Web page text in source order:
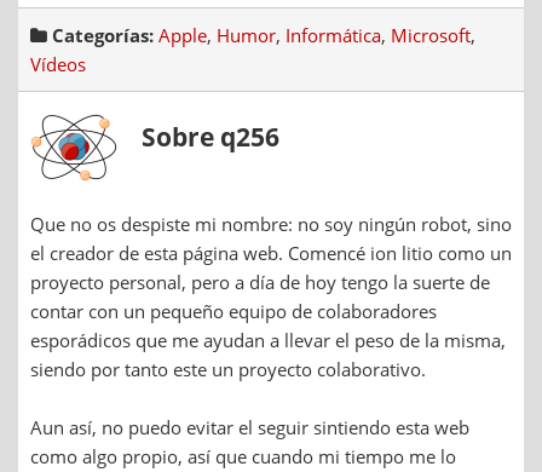
Categorías: Apple, Humor, Informática, Microsoft,
Vídeos
Sobre q256
Que no os despiste mi nombre: no soy ningún robot, sino
el creador de esta página web. Comencé ion litio como un
proyecto personal, pero a día de hoy tengo la suerte de
contar con un pequeño equipo de colaboradores
esporádicos que me ayudan a llevar el peso de la misma,
siendo por tanto este un proyecto colaborativo.
Aun así, no puedo evitar el seguir sintiendo esta web
como algo propio, así que cuando mi tiempo me lo